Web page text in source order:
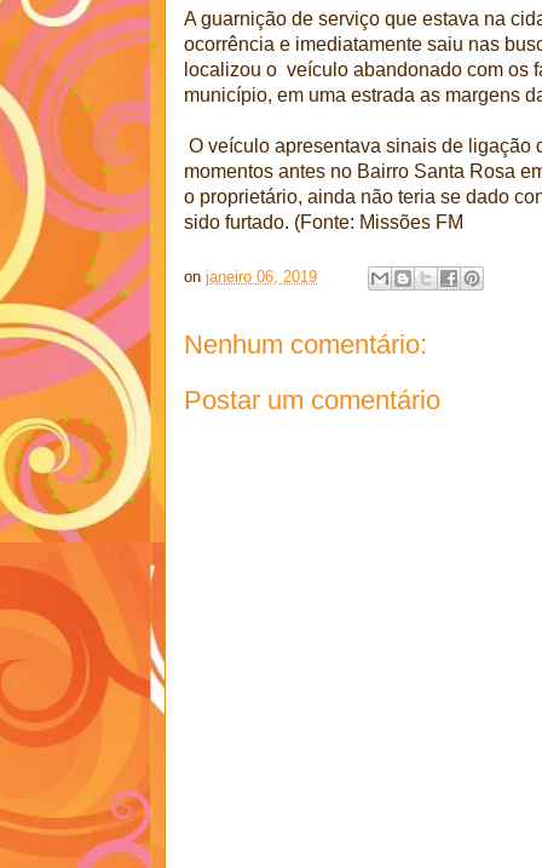
A guarnição de serviço que estava na
ocorrência e imediatamente saiu nas
localizou o veículo abandonado com os
município, em uma estrada as margens
O veículo apresentava sinais de ligação
momentos antes no Bairro Santa Rosa
o proprietário, ainda não teria se dado
sido furtado. (Fonte: Missões FM
on janeiro 06, 2019
Nenhum comentário:
Postar um comentário